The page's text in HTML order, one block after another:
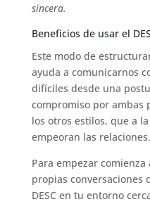
sincera.
Beneficios de usar el
Este modo de
ayuda a comunicarnos
difíciles desde una
compromiso por ambas
los otros estilos, que a
empeoran las relaciones.
Para empezar
propias conversaciones
DESC en tu entorno